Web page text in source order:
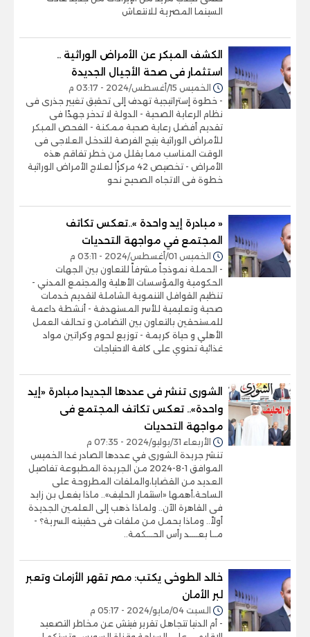
السينما المصرية للانتعاش
الكشف المبكر عن الأمراض الوراثية ..
استثمار فى صحة الأجيال الجديدة
الخميس 15/أغسطس/2024 - 03:17 م
- خطوة إستراتيجية تهدف إلى تحقيق تغيير جذرى فى
نظام الرعاية الصحية - الدولة لا تدخر جهدًا فى
تقديم أفضل رعاية صحية ممكنة - الفحص المبكر
للأمراض الوراثية يتيح الفرصة للتدخل العلاجى فى
الوقت المناسب مما يقلل من خطر تفاقم هذه
الأمراض - تخصيص 42 مركزًا لعلاج الأمراض الوراثية
خطوة فى الاتجاه الصحيح نحو
« مبادرة إيد واحدة »..تعكس تكاتف
المجتمع في مواجهة التحديات
الخميس 01/أغسطس/2024 - 03:11 م
- الحملة نموذجاً مشرفاً للتعاون بين الجهات
الحكومية والمؤسسات الأهلية والمجتمع المدني -
تنظيم القوافل التنموية الشاملة لتقديم خدمات
صحية وتعليمية للأسر المستهدفة - أنشطة داعمة
للمستحقين بالتعاون بين التضامن و تحالف العمل
الأهلي و حياة كريمة - توزيع لحوم وكراتين مواد
غذائية تحتوي على كافة الاحتياجات
الشورى تنشر فى عددها الجديد| مبادرة «إيد
واحدة».. تعكس تكاتف المجتمع فى
مواجهة التحديات
الأربعاء 31/يوليو/2024 - 07:35 م
تنشر جريدة الشورى في عددها الصادر غدا الخميس
الموافق 1-8-2024 من الجريدة المطبوعة تفاصيل
العديد من القضايا،والملفات المطروحة على
الساحة،أهمها «استثمار الحليف».. ماذا يفعل بن زايد
فى القاهرة الآن.. ولماذا ذهب إلى العلمين الجديدة
أولاً.. وماذا يحمل من ملفات فى حقيبته السرية؟ -
مــا بعــــد رأس الحـــكمة..
خالد الطوخى يكتب: مصر تقهر الأزمات وتعبر
لبر الأمان
السبت 04/مايو/2024 - 05:17 م
- أم الدنيا تتجاهل تقرير فيتش عن مخاطر التصعيد